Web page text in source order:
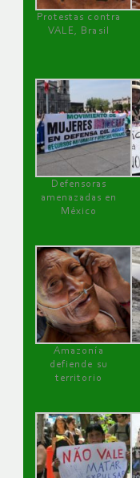
Protestas contra
VALE, Brasil
Defensoras
amenazadas en
México
Amazonía
defiende su
territorio